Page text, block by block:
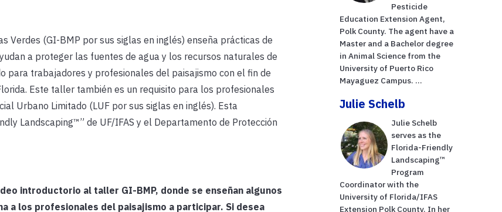
Verdes (GI-BMP por sus siglas en inglés) enseña prácticas de
a proteger las fuentes de agua y los recursos naturales de
para trabajadores y profesionales del paisajismo con el fin de
Este taller también es un requisito para los profesionales
Urbano Limitado (LUF por sus siglas en inglés). Esta
Landscaping™” de UF/IFAS y el Departamento de Protección
introductorio al taller GI-BMP, donde se enseñan algunos
a los profesionales del paisajismo a participar. Si desea
Pesticide
Education Extension Agent,
Polk County. The agent have a
Master and a Bachelor degree
in Animal Science from the
University of Puerto Rico
Mayaguez Campus. ...
Julie Schelb
Julie Schelb
serves as the
Florida-Friendly
Landscaping™
Program
Coordinator with the
University of Florida/IFAS
Extension Polk County. In her